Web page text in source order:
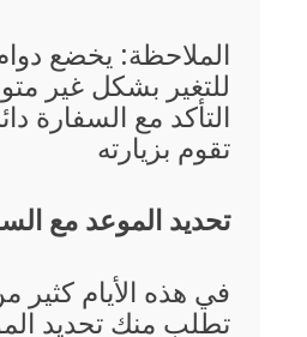
الملاحظة: يخضع
للتغير بشكل غير
التأكد مع السفارة
تقوم بزيارته
تحديد الموعد مع
في هذه الأيام
تطلب منك تحديد